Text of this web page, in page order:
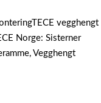
vegghengt
Norge: Sisterner
Vegghengt